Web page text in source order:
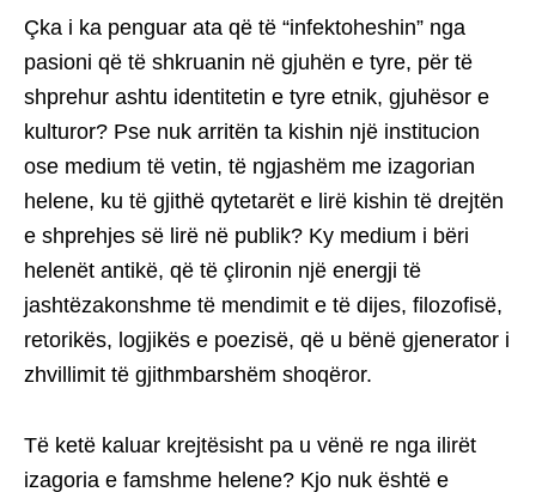
Çka i ka penguar ata që të “infektoheshin” nga
pasioni që të shkruanin në gjuhën e tyre, për të
shprehur ashtu identitetin e tyre etnik, gjuhësor e
kulturor? Pse nuk arritën ta kishin një institucion
ose medium të vetin, të ngjashëm me izagorian
helene, ku të gjithë qytetarët e lirë kishin të drejtën
e shprehjes së lirë në publik? Ky medium i bëri
helenët antikë, që të çlironin një energji të
jashtëzakonshme të mendimit e të dijes, filozofisë,
retorikës, logjikës e poezisë, që u bënë gjenerator i
zhvillimit të gjithmbarshëm shoqëror.
Të ketë kaluar krejtësisht pa u vënë re nga ilirët
izagoria e famshme helene? Kjo nuk është e